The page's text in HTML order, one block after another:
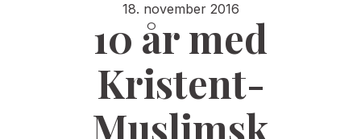
18. november 2016
10 år med
Kristent-
Muslimsk